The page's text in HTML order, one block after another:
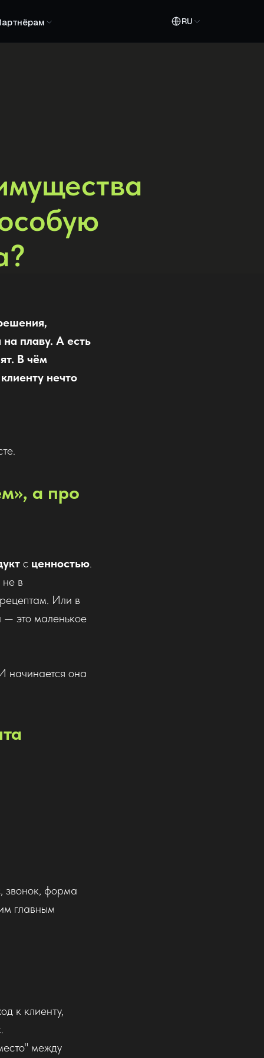
RU
плаву. А есть
В чём
нечто
а про
с ценностью.
в
Или в
— это маленькое
начинается она
звонок, форма
главным
к клиенту,
между